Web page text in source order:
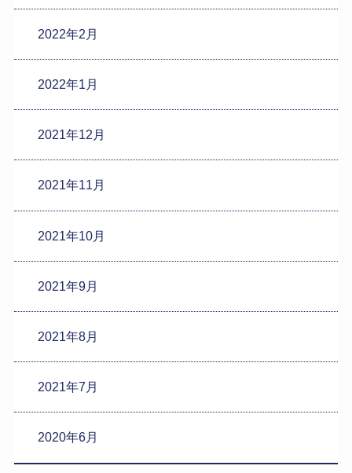
2022年2月
2022年1月
2021年12月
2021年11月
2021年10月
2021年9月
2021年8月
2021年7月
2020年6月